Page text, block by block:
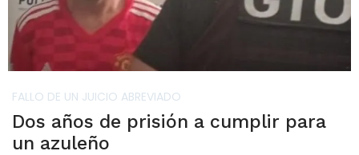
FALLO DE UN JUICIO ABREVIADO
Dos años de prisión a cumplir para
un azuleño